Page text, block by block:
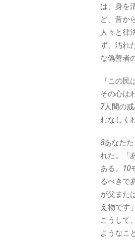
は、身を
ど、昔か
人々と律
ず、汚れ
な偽善者
『この民
その心は
7人間の戒
むなしく
8あなた
れた。「
ある。 10
るべきで
が父また
え物です
こうして
ようなこ